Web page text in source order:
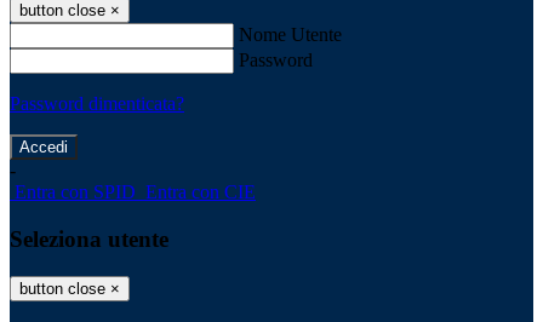
button close ×
Nome Utente
Password
Password dimenticata?
-
Entra con SPID Entra con CIE
Seleziona utente
button close ×